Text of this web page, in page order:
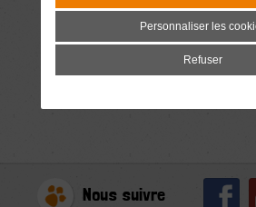
Nous suivre
Personnaliser les
Refuser